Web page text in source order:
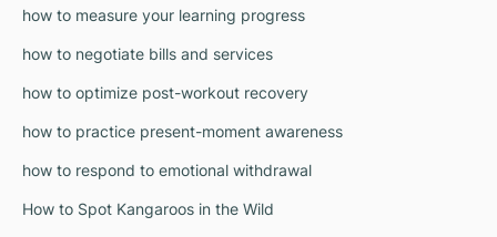
how to measure your learning progress
how to negotiate bills and services
how to optimize post-workout recovery
how to practice present-moment awareness
how to respond to emotional withdrawal
How to Spot Kangaroos in the Wild